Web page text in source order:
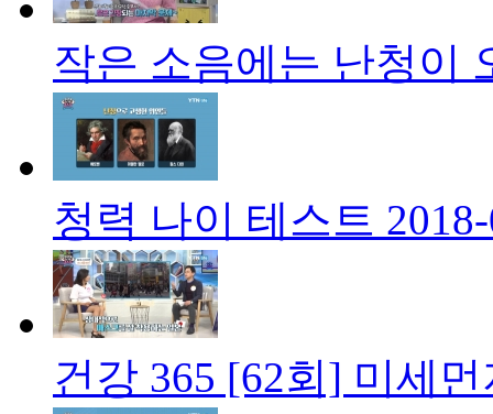
작은 소음에는 난청이
청력 나이 테스트
건강 365 [62회] 미세먼